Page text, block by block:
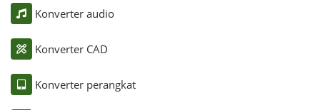
Konverter audio
Konverter CAD
Konverter perangkat